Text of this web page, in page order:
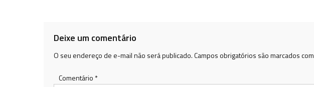
Deixe um comentário
O seu endereço de e-mail não será publicado.Campos obrigatórios são marcados com
Comentário *